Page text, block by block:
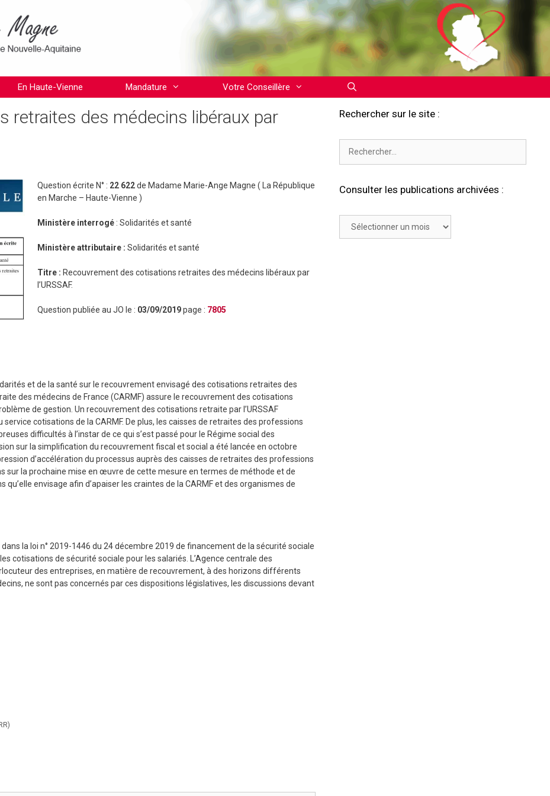
En Haute-Vienne Mandature Votre Conseillère
retraites des médecins libéraux par
Question écrite N° : 22 622de Madame Marie-Ange Magne ( La République
en Marche – Haute-Vienne )
Ministère interrogé : Solidarités et santé
Ministère attributaire : Solidarités et santé
Titre : Recouvrement des cotisations retraites des médecins libéraux par
l’URSSAF.
Question publiée au JO le : 03/09/2019page : 7805
et de la santé sur le recouvrement envisagé des cotisations retraites des
des médecins de France (CARMF) assure le recouvrement des cotisations
de gestion. Un recouvrement des cotisations retraite par l’URSSAF
cotisations de la CARMF. De plus, les caisses de retraites des professions
difficultés à l’instar de ce qui s’est passé pour le Régime social des
sur la simplification du recouvrement fiscal et social a été lancée en octobre
d’accélération du processus auprès des caisses de retraites des professions
sur la prochaine mise en œuvre de cette mesure en termes de méthode et de
envisage afin d’apaiser les craintes de la CARMF et des organismes de
la loi n° 2019-1446 du 24 décembre 2019 de financement de la sécurité sociale
cotisations de sécurité sociale pour les salariés. L’Agence centrale des
des entreprises, en matière de recouvrement, à des horizons différents
ne sont pas concernés par ces dispositions législatives, les discussions devant
Rechercher sur le site :
Consulter les publications archivées :